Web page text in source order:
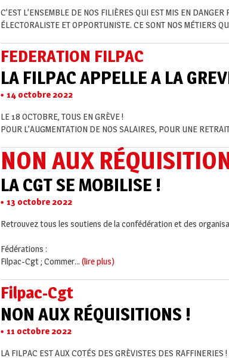
C’EST L’ENSEMBLE DE NOS FILIÈRES QUI EST MIS EN
ÉLECTORALISTE ET OPPORTUNISTE. CE SONT NOS MÉTIERS
FEDERATION FILPAC
LA FILPAC APPELLE A LA
14 octobre 2022
LE 18 OCTOBRE, TOUS EN GRÈVE !
POUR L’AUGMENTATION DE NOS SALAIRES, POUR UNE
NON AUX
LA CGT SE MOBILISE !
13 octobre 2022
Retrouvez tous les soutiens de la confédération et des
Fédérations :
Filpac-Cgt ; Commer... (lire plus)
Filpac-Cgt
NON AUX RÉQUISITIONS !
11 octobre 2022
LA FILPAC EST AUX COTÉS DES GRÈVISTES DES RAFFINERIES !